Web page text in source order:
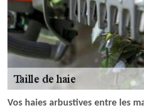
Vos haies arbustives entre les